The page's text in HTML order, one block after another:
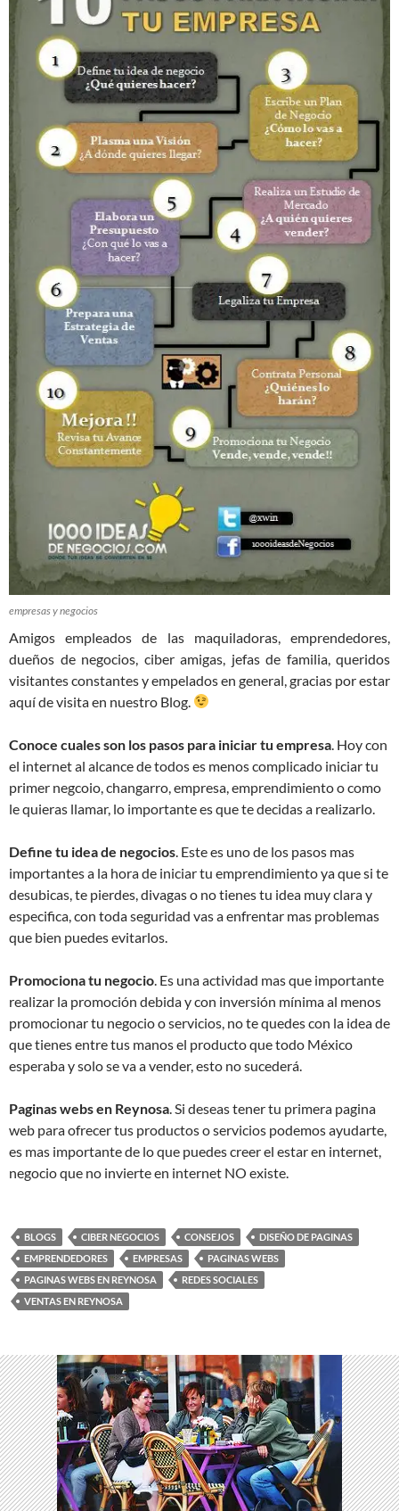
empresas y negocios
Amigos empleados de las maquiladoras, emprendedores,
dueños de negocios, ciber amigas, jefas de familia, queridos
visitantes constantes y empelados en general, gracias por estar
aquí de visita en nuestro Blog.
Conoce cuales son los pasos para iniciar tu empresa . Hoy con
el internet al alcance de todos es menos complicado iniciar tu
primer negcoio, changarro, empresa, emprendimiento o como
le quieras llamar, lo importante es que te decidas a realizarlo.
Define tu idea de negocios . Este es uno de los pasos mas
importantes a la hora de iniciar tu emprendimiento ya que si te
desubicas, te pierdes, divagas o no tienes tu idea muy clara y
especifica, con toda seguridad vas a enfrentar mas problemas
que bien puedes evitarlos.
Promociona tu negocio . Es una actividad mas que importante
realizar la promoción debida y con inversión mínima al menos
promocionar tu negocio o servicios, no te quedes con la idea de
que tienes entre tus manos el producto que todo México
esperaba y solo se va a vender, esto no sucederá.
Paginas webs en Reynosa . Si deseas tener tu primera pagina
web para ofrecer tus productos o servicios podemos ayudarte,
es mas importante de lo que puedes creer el estar en internet,
negocio que no invierte en internet NO existe.
BLOGS CIBER NEGOCIOS CONSEJOS
DISEÑO DE PAGINAS
EMPRENDEDORES
EMPRESAS
PAGINAS WEBS
PAGINAS WEBS EN REYNOSA
REDES SOCIALES
VENTAS EN REYNOSA